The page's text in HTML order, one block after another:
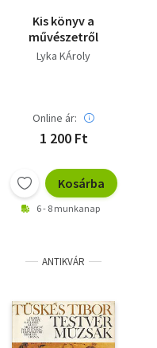
Kis könyv a
művészetről
Lyka KÁroly
Online ár:
1 200 Ft
Kosárba
6 - 8 munkanap
ANTIKVÁR